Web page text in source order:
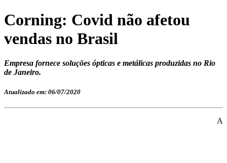
Corning: Covid não afetou
vendas no Brasil
Empresa fornece soluções ópticas e metálicas produzidas no Rio
de Janeiro.
Atualizado em: 06/07/2020
A